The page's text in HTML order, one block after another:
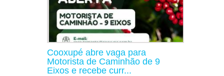
Cooxupé abre vaga para
Motorista de Caminhão de 9
Eixos e recebe curr...